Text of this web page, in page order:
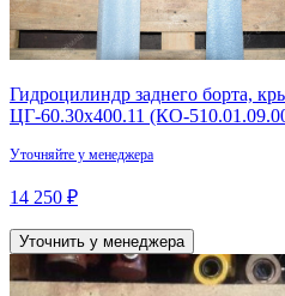
Гидроцилиндр заднего борта,
ЦГ-60.30х400.11 (КО-
Уточняйте у менеджера
14 250 ₽
Уточнить у менеджера